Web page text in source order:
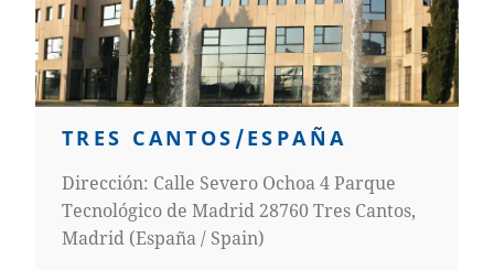
TRES CANTOS/ESPAÑA
Dirección: Calle Severo Ochoa 4 Parque
Tecnológico de Madrid 28760 Tres Cantos,
Madrid (España / Spain)